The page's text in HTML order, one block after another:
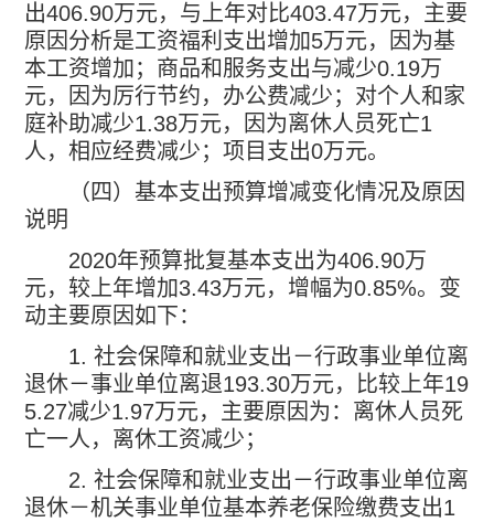
出406.90万元，与上年对比403.47万元，主要
原因分析是工资福利支出增加5万元，因为基
本工资增加；商品和服务支出与减少0.19万
元，因为厉行节约，办公费减少；对个人和家
庭补助减少1.38万元，因为离休人员死亡1
人，相应经费减少；项目支出0万元。
（四）基本支出预算增减变化情况及原因
说明
2020年预算批复基本支出为406.90万
元，较上年增加3.43万元，增幅为0.85%。变
动主要原因如下：
1.社会保障和就业支出－行政事业单位离
退休－事业单位离退193.30万元，比较上年19
5.27减少1.97万元，主要原因为：离休人员死
亡一人，离休工资减少；
2.社会保障和就业支出－行政事业单位离
退休－机关事业单位基本养老保险缴费支出1